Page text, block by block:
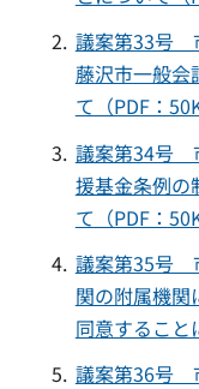
議案第33号
藤沢市一般会
て（PDF：
議案第34号
援基金条例の
て（PDF：
議案第35号
関の附属機関
同意すること
議案第36号